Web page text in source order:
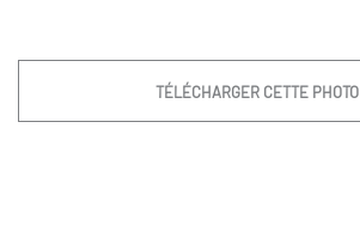
TÉLÉCHARGER CETTE PHOTO